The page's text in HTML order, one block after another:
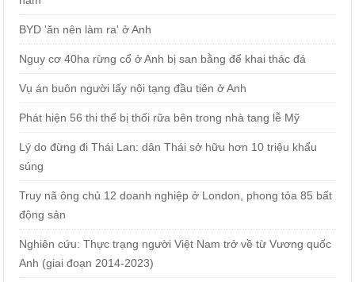
BYD 'ăn nên làm ra' ở Anh
Nguy cơ 40ha rừng cổ ở Anh bị san bằng để khai thác đá
Vụ án buôn người lấy nội tạng đầu tiên ở Anh
Phát hiện 56 thi thể bị thối rữa bên trong nhà tang lễ Mỹ
Lý do đừng đi Thái Lan: dân Thái sở hữu hơn 10 triệu khẩu
súng
Truy nã ông chủ 12 doanh nghiệp ở London, phong tỏa 85 bất
động sản
Nghiên cứu: Thực trạng người Việt Nam trở về từ Vương quốc
Anh (giai đoạn 2014-2023)